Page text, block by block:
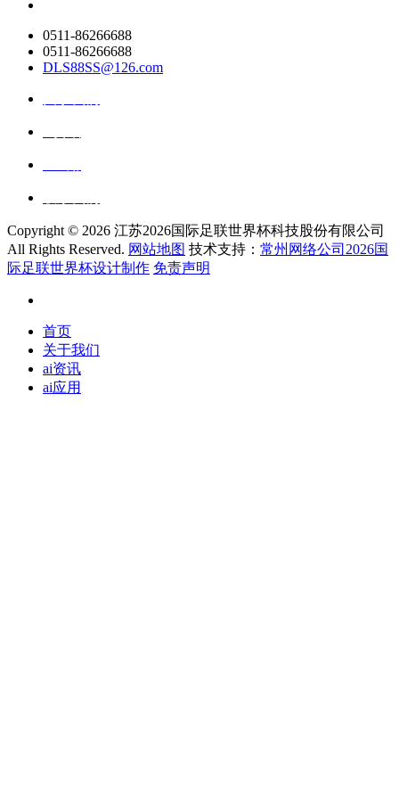
0511-86266688
0511-86266688
DLS88SS@126.com
Copyright © 2026 江苏2026国际足联世界杯科技股份有限公司
All Rights Reserved. 网站地图 技术支持： 常州网络公司2026国
际足联世界杯设计制作 免责声明
首页
关于我们
ai资讯
ai应用